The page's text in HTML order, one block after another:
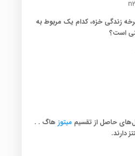
زندگی خزه، کدام یک مربوط به
است؟
حاصل از تقسیم میتوز‌ هاگ . .
دارند.